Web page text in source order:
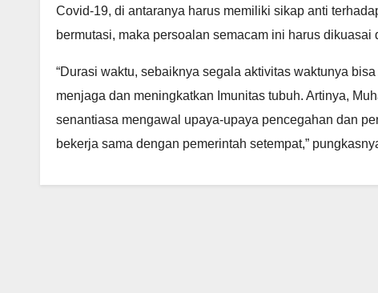
Covid-19, di antaranya harus memiliki sikap anti
bermutasi, maka persoalan semacam ini harus
“Durasi waktu, sebaiknya segala aktivitas waktunya
menjaga dan meningkatkan Imunitas tubuh. Artinya,
senantiasa mengawal upaya-upaya pencegahan dan
bekerja sama dengan pemerintah setempat,”